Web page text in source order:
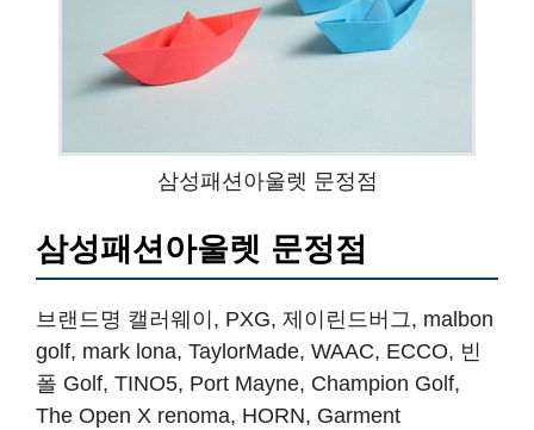
삼성패션아울렛 문정점
삼성패션아울렛 문정점
브랜드명 캘러웨이, PXG, 제이린드버그, malbon
golf, mark lona, TaylorMade, WAAC, ECCO, 빈
폴 Golf, TINO5, Port Mayne, Champion Golf,
The Open X renoma, HORN, Garment